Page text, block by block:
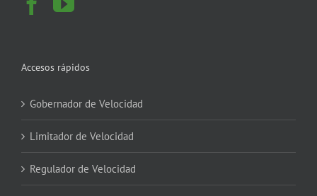
Accesos rápidos
Gobernador de Velocidad
Limitador de Velocidad
Regulador de Velocidad